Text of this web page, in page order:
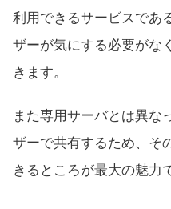
利用できるサービスであ
ザーが気にする必要がな
きます。
また専用サーバとは異な
ザーで共有するため、そ
きるところが最大の魅力